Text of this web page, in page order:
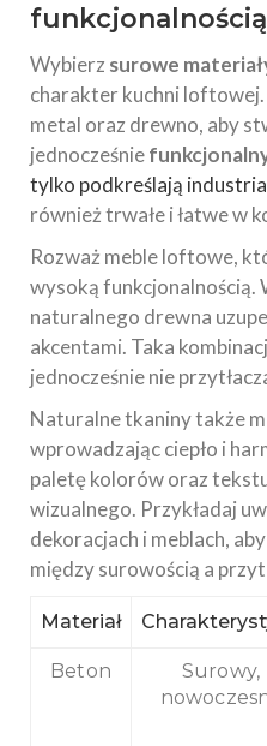
funkcjonalnością
Wybierz surowe
charakter kuchni loftowej.
metal oraz drewno, aby
jednocześnie
tylko podkreślają
również trwałe i łatwe w
Rozważ meble loftowe,
wysoką funkcjonalnością.
naturalnego drewna
akcentami. Taka
jednocześnie nie
Naturalne tkaniny także
wprowadzając ciepło i
paletę kolorów oraz
wizualnego. Przykładaj
dekoracjach i meblach,
między surowością a
Materiał
Beton
Surowy,